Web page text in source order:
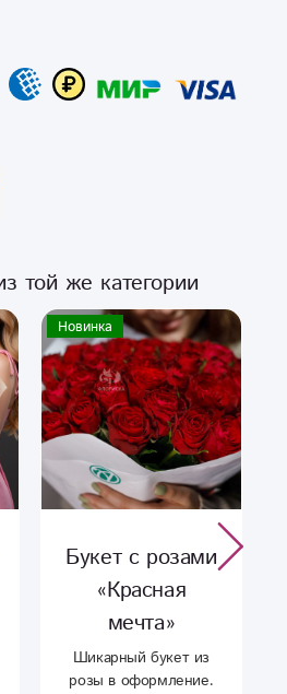
той же категории
Новинка
Букет с розами
«Красная
мечта»
Шикарный букет из
розы в оформление.